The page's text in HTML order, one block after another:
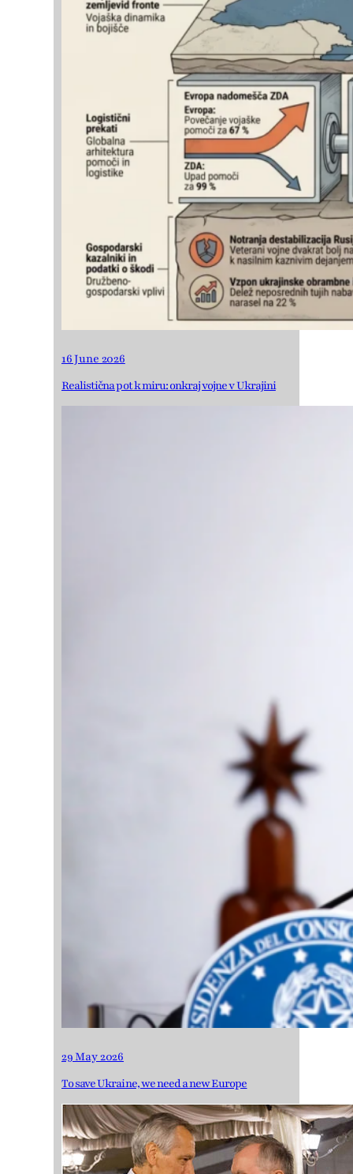
16 June 2026
Realistična pot k miru: onkraj vojne v Ukrajini
29 May 2026
To save Ukraine, we need a new Europe